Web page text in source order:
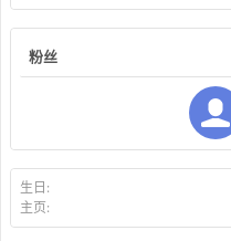
粉丝
生日:
主页: